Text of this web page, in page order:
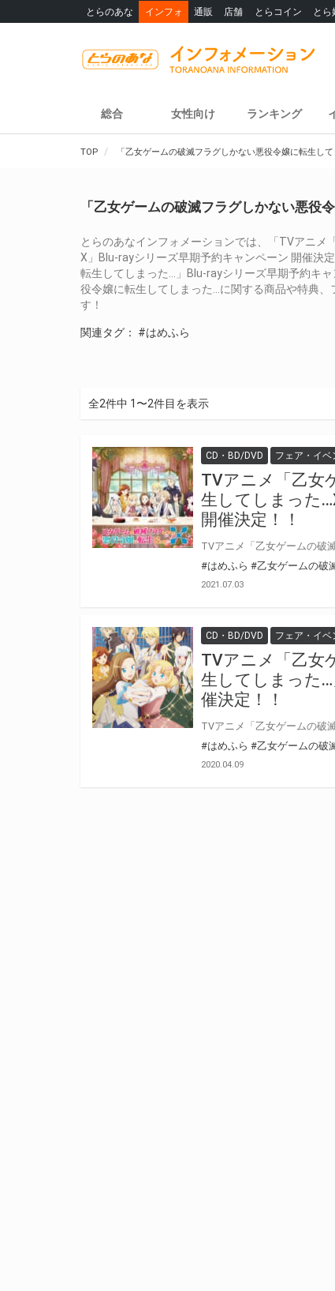
とらのあな インフォ 通販 店舗 とらコイン とら
総合 女性向け ランキング
TOP 「乙女ゲームの破滅フラグしかない悪役令嬢に転生し
「乙女ゲームの破滅フラグしかない悪役
とらのあなインフォメーションでは、「TVアニメ
X」Blu-rayシリーズ早期予約キャンペーン 開催決
転生してしまった…」Blu-rayシリーズ早期予約キ
役令嬢に転生してしまった…に関する商品や特典
す！
関連タグ： #はめふら
全2件中 1〜2件目を表示
CD・BD/DVD フェア・イベ
TVアニメ「乙女
生してしまった
開催決定！！
#はめふら #乙女ゲームの破
2021.07.03
CD・BD/DVD フェア・イベ
TVアニメ「乙女
生してしまった…
催決定！！
#はめふら #乙女ゲームの破
2020.04.09